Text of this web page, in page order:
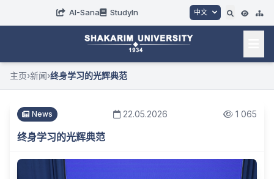
AI-Sana StudyIn 中文
主页›新闻›终身学习的光辉典范
News 22.05.2026 1 065
终身学习的光辉典范